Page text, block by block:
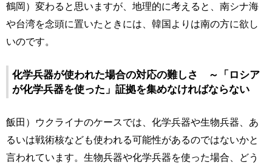
鶴岡）変わると思いますが、地理的に考えると、南シナ海
や台湾を念頭に置いたときには、韓国よりは南の方に欲し
いのです。
化学兵器が使われた場合の対応の難しさ ～「ロシア
が化学兵器を使った」証拠を集めなければならない
飯田）ウクライナのケースでは、化学兵器や生物兵器、あ
るいは戦術核なども使われる可能性があるのではないかと
言われています。生物兵器や化学兵器を使った場合、どう